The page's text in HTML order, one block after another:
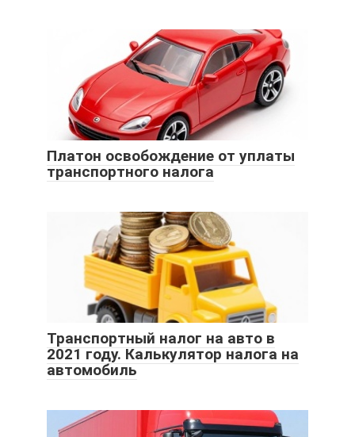
Платон освобождение от уплаты
транспортного налога
Транспортный налог на авто в
2021 году. Калькулятор налога на
автомобиль